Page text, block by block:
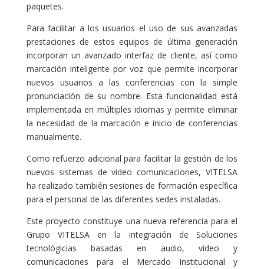
paquetes.
Para facilitar a los usuarios el uso de sus avanzadas
prestaciones de estos equipos de última generación
incorporan un avanzado interfaz de cliente, así como
marcación inteligente por voz que permite incorporar
nuevos usuarios a las conferencias con la simple
pronunciación de su nombre. Esta funcionalidad está
implementada en múltiples idiomas y permite eliminar
la necesidad de la marcación e inicio de conferencias
manualmente.
Como refuerzo adicional para facilitar la gestión de los
nuevos sistemas de video comunicaciones, VITELSA
ha realizado también sesiones de formación específica
para el personal de las diferentes sedes instaladas.
Este proyecto constituye una nueva referencia para el
Grupo VITELSA en la integración de Soluciones
tecnológicias basadas en audio, vídeo y
comunicaciones para el Mercado Institucional y